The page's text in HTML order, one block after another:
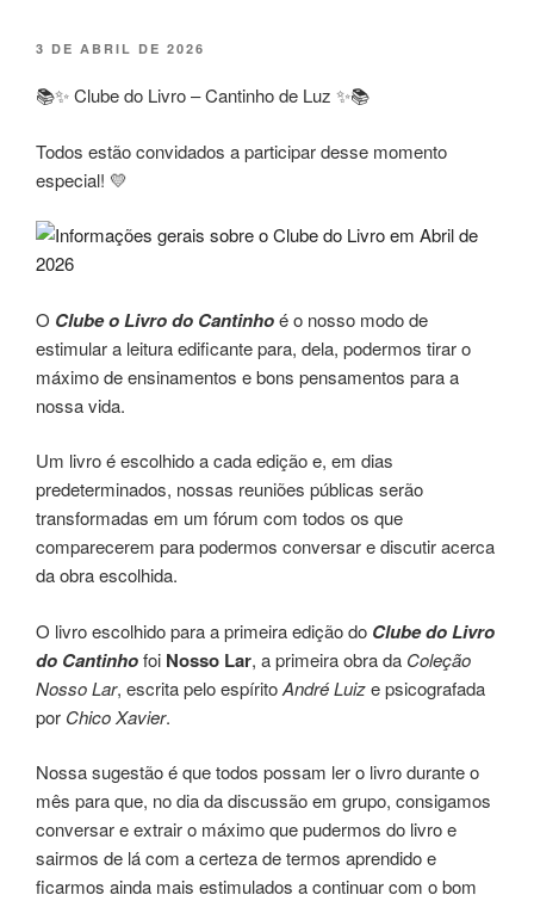
PUBLICADO
3 DE ABRIL DE 2026
📚✨ Clube do Livro – Cantinho de Luz ✨📚
Todos estão convidados a participar desse momento
especial! 💛
O Clube o Livro do Cantinhoé o nosso modo de
estimular a leitura edificante para, dela, podermos tirar o
máximo de ensinamentos e bons pensamentos para a
nossa vida.
Um livro é escolhido a cada edição e, em dias
predeterminados, nossas reuniões públicas serão
transformadas em um fórum com todos os que
comparecerem para podermos conversar e discutir acerca
da obra escolhida.
O livro escolhido para a primeira edição do Clube do Livro
do Cantinhofoi Nosso Lar, a primeira obra da Coleção
Nosso Lar, escrita pelo espíritoAndré Luize psicografada
por Chico Xavier.
Nossa sugestão é que todos possam ler o livro durante o
mês para que, no dia da discussão em grupo, consigamos
conversar e extrair o máximo que pudermos do livro e
sairmos de lá com a certeza de termos aprendido e
ficarmos ainda mais estimulados a continuar com o bom